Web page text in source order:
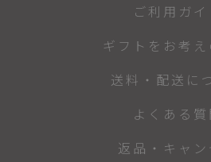
ご利用ガイ
ギフトをお考え
送料・配送に
よくある質
返品・キャン